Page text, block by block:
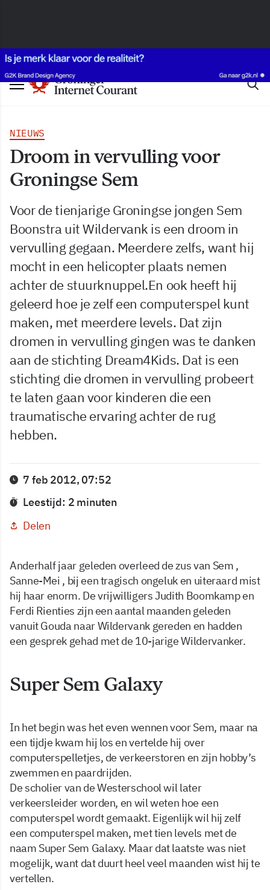
NIEUWS
Droom in vervulling voor
Groningse Sem
Voor de tienjarige Groningse jongen Sem
Boonstra uit Wildervank is een droom in
vervulling gegaan. Meerdere zelfs, want hij
mocht in een helicopter plaats nemen
achter de stuurknuppel.En ook heeft hij
geleerd hoe je zelf een computerspel kunt
maken, met meerdere levels. Dat zijn
dromen in vervulling gingen was te danken
aan de stichting Dream4Kids. Dat is een
stichting die dromen in vervulling probeert
te laten gaan voor kinderen die een
traumatische ervaring achter de rug
hebben.
7 feb 2012, 07:52
Leestijd: 2 minuten
Delen
Anderhalf jaar geleden overleed de zus van Sem ,
Sanne-Mei , bij een tragisch ongeluk en uiteraard mist
hij haar enorm. De vrijwilligers Judith Boomkamp en
Ferdi Rienties zijn een aantal maanden geleden
vanuit Gouda naar Wildervank gereden en hadden
een gesprek gehad met de 10-jarige Wildervanker.
Super Sem Galaxy
In het begin was het even wennen voor Sem, maar na
een tijdje kwam hij los en vertelde hij over
computerspelletjes, de verkeerstoren en zijn hobby’s
zwemmen en paardrijden.
De scholier van de Westerschool wil later
verkeersleider worden, en wil weten hoe een
computerspel wordt gemaakt. Eigenlijk wil hij zelf
een computerspel maken, met tien levels met de
naam Super Sem Galaxy. Maar dat laatste was niet
mogelijk, want dat duurt heel veel maanden wist hij te
vertellen.